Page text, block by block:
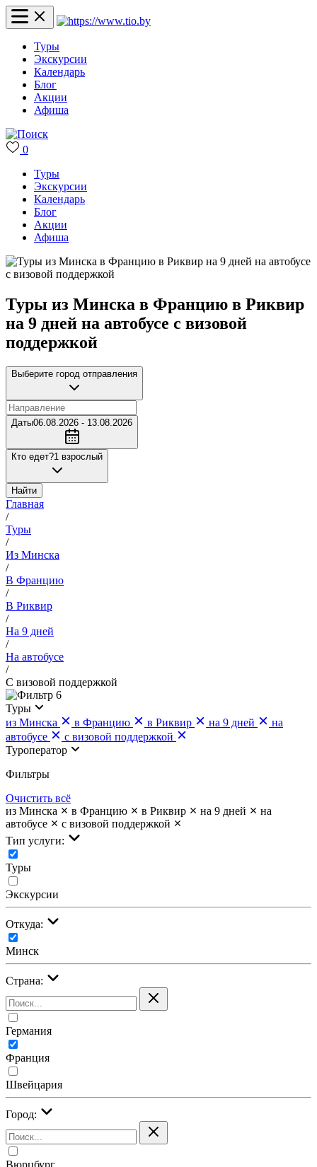
Туры
Экскурсии
Календарь
Блог
Акции
Афиша
0
Туры
Экскурсии
Календарь
Блог
Акции
Афиша
Туры из Минска в Францию в Риквир
на 9 дней на автобусе с визовой
поддержкой
Выберите город отправления
Даты06.08.2026 - 13.08.2026
Кто едет?1 взрослый
Найти
Главная
/
Туры
/
Из Минска
/
В Францию
/
В Риквир
/
На 9 дней
/
На автобусе
/
С визовой поддержкой
6
Туры
из Минска
в Францию в Риквир на 9 дней
на
автобусе
с визовой поддержкой
Туроператор
Фильтры
Очистить всё
из Минска
в Францию в Риквир на 9 дней
на
автобусе
с визовой поддержкой
Тип услуги:
Туры
Экскурсии
Откуда:
Минск
Страна:
Германия
Франция
Швейцария
Город:
Вюрцбург